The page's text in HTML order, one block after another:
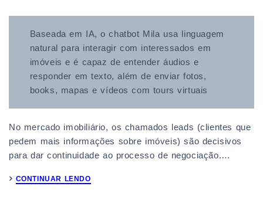
Baseada em IA, o chatbot Mila usa linguagem
natural para interagir com interessados em
imóveis e é capaz de entender áudios e
responder em texto, além de enviar fotos,
books, mapas e vídeos com tours virtuais
No mercado imobiliário, os chamados leads (clientes que
pedem mais informações sobre imóveis) são decisivos
para dar continuidade ao processo de negociação.…
CONTINUAR LENDO